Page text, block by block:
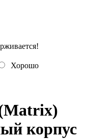
Хорошо
корпус